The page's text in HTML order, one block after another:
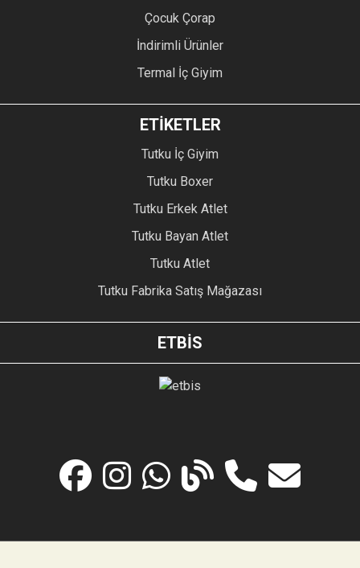
Çocuk Çorap
İndirimli Ürünler
Termal İç Giyim
ETİKETLER
Tutku İç Giyim
Tutku Boxer
Tutku Erkek Atlet
Tutku Bayan Atlet
Tutku Atlet
Tutku Fabrika Satış Mağazası
ETBİS